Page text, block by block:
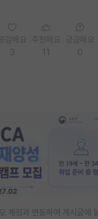
계정과 연동하여 게시글에